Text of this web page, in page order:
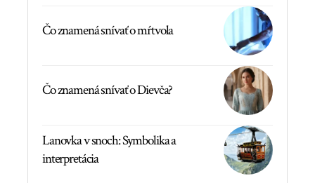
Čo znamená snívať o mŕtvola
Čo znamená snívať o Dievča?
Lanovka v snoch: Symbolika a
interpretácia